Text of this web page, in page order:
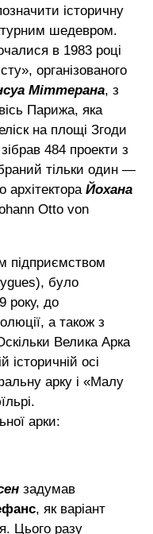
історичну
шедевром.
в 1983 році
організованого
Міттерана, з
Парижа, яка
на площі Згоди
484 проекти з
тільки один —
архітектора Йохана
Otto von
підприємством
було
року, до
а також з
Велика Арка
історичній осі
арку і «Малу
арки:
задумав
, як варіант
Цього разу